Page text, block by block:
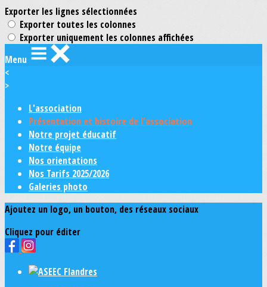
Exporter les lignes sélectionnées
Exporter toutes les colonnes
Exporter uniquement les colonnes affichées
Menu
<
>
L'association
Présentation et histoire de l'association
Notre projet éducatif
Notre équipe
Nos orientations
Nos Tarifs 2025/2026
Galeries photo
Ajoutez un logo, un bouton, des réseaux sociaux
Cliquez pour éditer